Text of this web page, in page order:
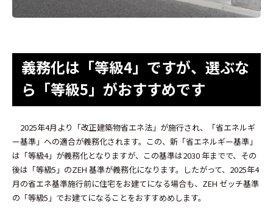
義務化は「等級4」ですが、選ぶな
ら「等級5」がおすすめです
2025年4月より「改正建築物省エネ法」が施行され、「省エネルギ
ー基準」への適合が義務化されます。この、新「省エネルギー基準」
は「等級4」が義務化となりますが、この基準は2030 年までで、その
後は「等級5」のZEH 基準が義務化になります。したがって、2025年4
月の省エネ基準施行前に住宅をお建てになる場合も、ZEH ゼッチ基準
の「等級5」でお建てになることをおすすめめします。